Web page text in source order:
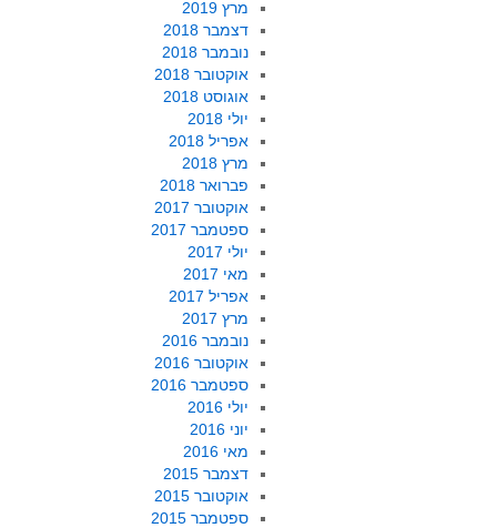
מרץ 2019
דצמבר 2018
נובמבר 2018
אוקטובר 2018
אוגוסט 2018
יולי 2018
אפריל 2018
מרץ 2018
פברואר 2018
אוקטובר 2017
ספטמבר 2017
יולי 2017
מאי 2017
אפריל 2017
מרץ 2017
נובמבר 2016
אוקטובר 2016
ספטמבר 2016
יולי 2016
יוני 2016
מאי 2016
דצמבר 2015
אוקטובר 2015
ספטמבר 2015